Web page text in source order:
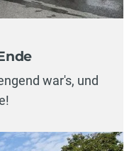
war's, und